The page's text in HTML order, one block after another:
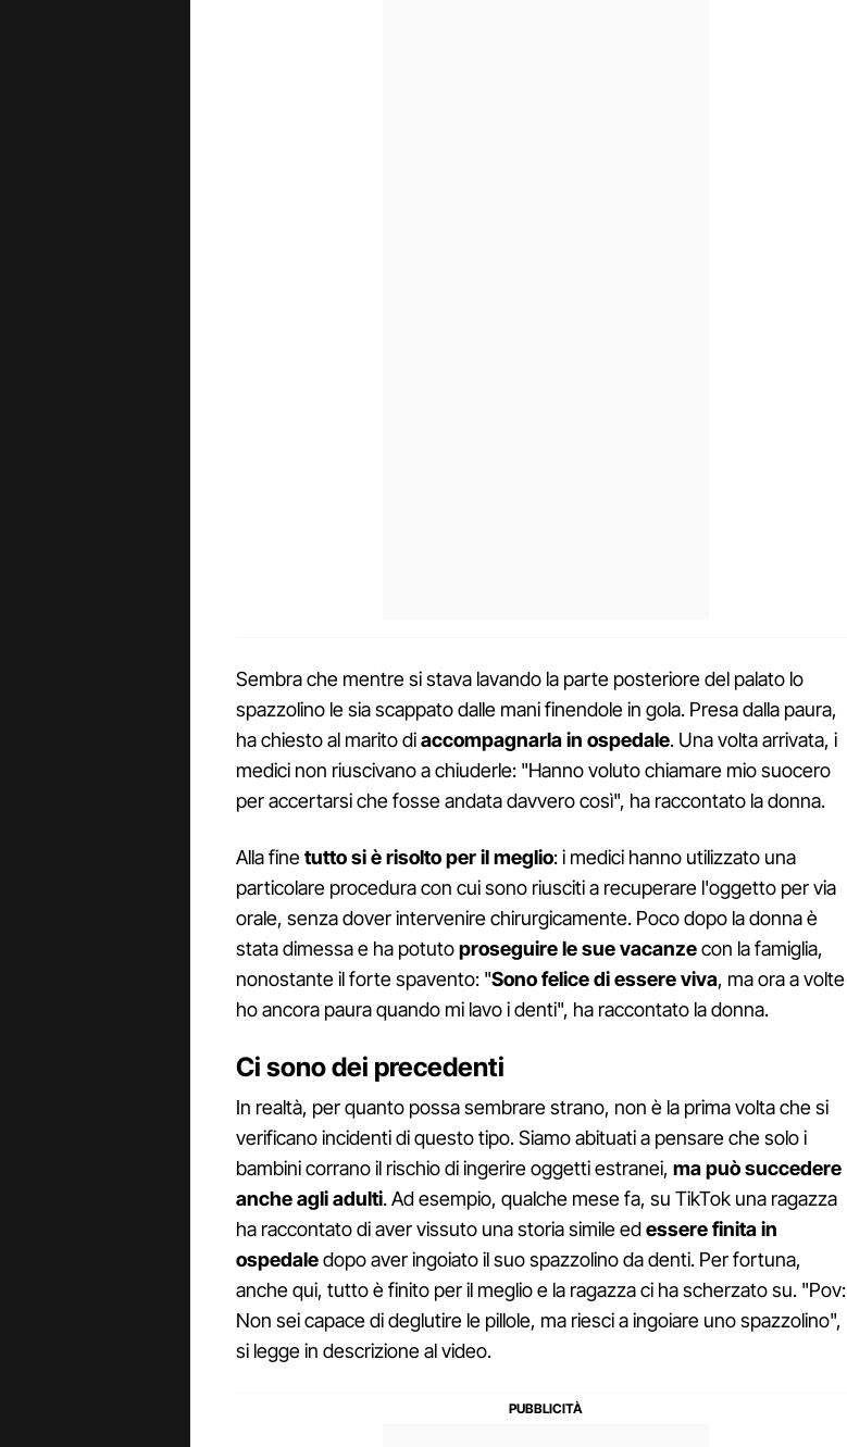
Sembra che mentre si stava lavando la parte posteriore del palato lo
spazzolino le sia scappato dalle mani finendole in gola. Presa dalla paura,
ha chiesto al marito diaccompagnarla in ospedale. Una volta arrivata, i
medici non riuscivano a chiuderle: "Hanno voluto chiamare mio suocero
per accertarsi che fosse andata davvero così", ha raccontato la donna.
Alla finetutto si è risolto per il meglio: i medici hanno utilizzato una
particolare procedura con cui sono riusciti a recuperare l'oggetto per via
orale, senza dover intervenire chirurgicamente. Poco dopo la donna è
stata dimessa e ha potutoproseguire le sue vacanzecon la famiglia,
nonostante il forte spavento: "Sono felice di essere viva, ma ora a volte
ho ancora paura quando mi lavo i denti", ha raccontato la donna.
Ci sono dei precedenti
In realtà, per quanto possa sembrare strano, non è la prima volta che si
verificano incidenti di questo tipo. Siamo abituati a pensare che solo i
bambini corrano il rischio di ingerire oggetti estranei, ma può succedere
anche agli adulti. Ad esempio, qualche mese fa, su TikTok una ragazza
ha raccontato di aver vissuto una storia simile edessere finita in
ospedaledopo aver ingoiato il suo spazzolino da denti. Per fortuna,
anche qui, tutto è finito per il meglio e la ragazza ci ha scherzato su. "Pov:
Non sei capace di deglutire le pillole, ma riesci a ingoiare uno spazzolino",
si legge in descrizione al video.